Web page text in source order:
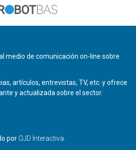
medio de comunicación on-line sobre
artículos, entrevistas, TV, etc. y ofrece
y actualizada sobre el sector.
por OJD Interactiva